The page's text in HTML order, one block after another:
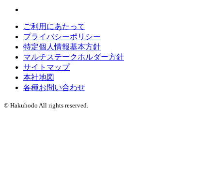
ご利用にあたって
プライバシーポリシー
特定個人情報基本方針
マルチステークホルダー方針
サイトマップ
本社地図
各種お問い合わせ
© Hakuhodo All rights reserved.